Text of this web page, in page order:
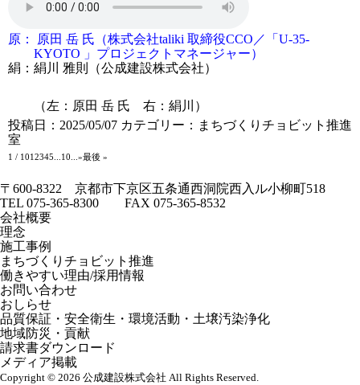
原：
原田 岳 氏（株式会社taliki 取締役CCO／「U-35-
KYOTO 」プロジェクトマネージャー）
絹： 絹川 雅則（公成建設株式会社）
（左：原田 岳 氏 右：絹川）
投稿日：2025/05/07 カテゴリー： まちづくりチョビット推進
室
1 / 1012345...10...»最後 »
〒600-8322 京都市下京区五条通西洞院西入ル小柳町518
TEL 075-365-8300 FAX 075-365-8532
会社概要
理念
施工事例
まちづくりチョビット推進
働きやすい理由/採用情報
お問い合わせ
おしらせ
品質保証・安全衛生・環境活動・土壌汚染浄化
地域防災・貢献
請求書ダウンロード
メディア掲載
Copyright © 2026 公成建設株式会社 All Rights Reserved.